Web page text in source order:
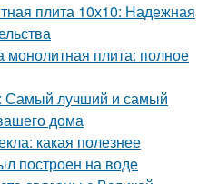
плита 10х10: Надежная
плита: полное
Самый лучший и самый
дома
какая полезнее
построен на воде